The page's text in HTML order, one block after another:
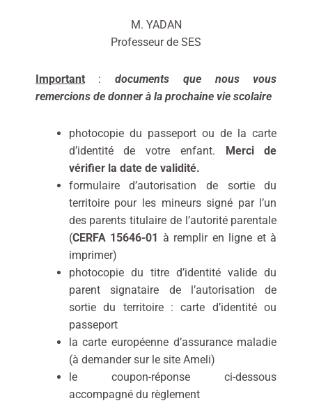
M. YADAN
Professeur de SES
Important:documents que nous vous
remercions de donner à la prochaine vie scolaire
photocopie du passeport ou de la carte
d’identité de votre enfant. Merci de
vérifier la date de validité.
formulaire d’autorisation de sortie du
territoire pour les mineurs signé par l’un
des parents titulaire de l’autorité parentale
(CERFA 15646-01 à remplir en ligne et à
imprimer)
photocopie du titre d’identité valide du
parent signataire de l’autorisation de
sortie du territoire : carte d’identité ou
passeport
la carte européenne d’assurance maladie
(à demander sur le site Ameli)
le coupon-réponse ci-dessous
accompagné du règlement